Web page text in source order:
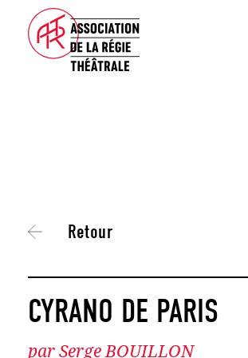
Retour
CYRANO DE PARIS
par Serge BOUILLON